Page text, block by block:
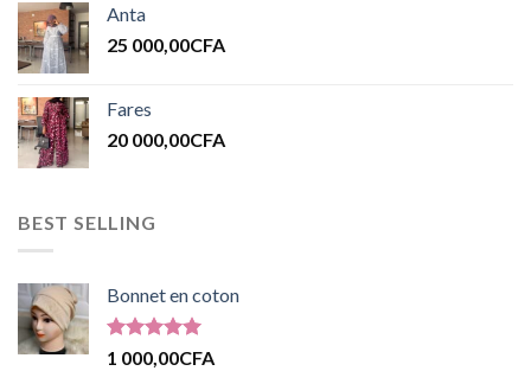
Anta
25 000,00CFA
Fares
20 000,00CFA
BEST SELLING
Bonnet en coton
Note 5.00
1 000,00CFA